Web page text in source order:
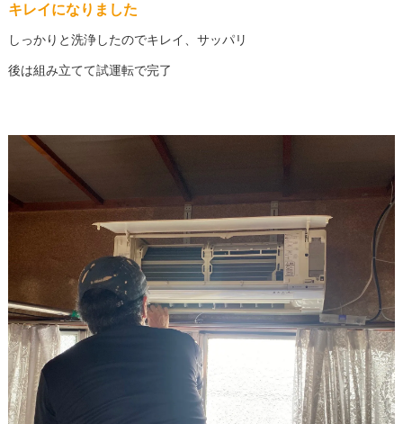
キレイになりました
しっかりと洗浄したのでキレイ、サッパリ
後は組み立てて試運転で完了